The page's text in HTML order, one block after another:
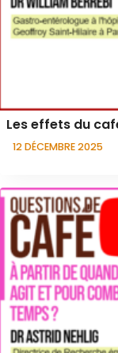
Les effets du
12 DÉCEMBRE 2025